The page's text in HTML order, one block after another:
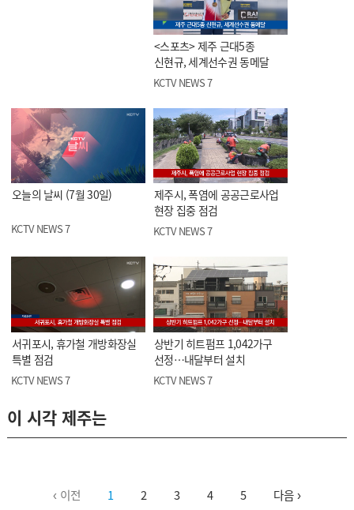
<스포츠> 제주 근대5종
신현규, 세계선수권 동메달
KCTV NEWS 7
오늘의 날씨 (7월 30일)
KCTV NEWS 7
제주시, 폭염에 공공근로사업
현장 집중 점검
KCTV NEWS 7
서귀포시, 휴가철 개방화장실
특별 점검
KCTV NEWS 7
상반기 히트펌프 1,042가구
선정…내달부터 설치
KCTV NEWS 7
이 시각 제주는
‹ 이전 1 2 3 4 5 다음 ›